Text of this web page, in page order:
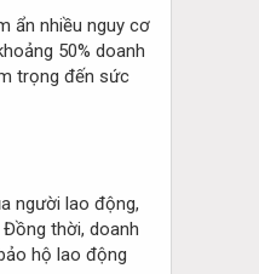
ẩn nhiều nguy cơ
50% doanh
trọng đến sức
người lao động,
thời, doanh
hộ lao động